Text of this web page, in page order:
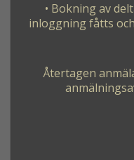
• Bokning av
inloggning fåtts
Återtagen